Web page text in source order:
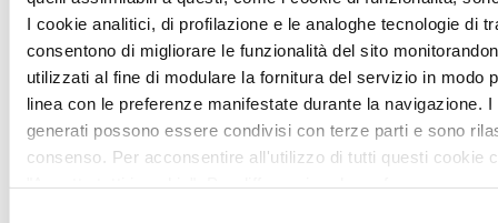
I cookie analitici, di profilazione e le analoghe tecnologie di
consentono di migliorare le funzionalità del sito
utilizzati al fine di modulare la fornitura del servizio in modo
linea con le preferenze manifestate durante la navigazione. I
generati possono essere condivisi con terze parti e sono
consenso. Per acconsentire all'utilizzo di tutti questi cookie
ELETTRICITA’ PIU’ CARA DEL 29% DELLA MEDIA
UE
News /Ambiente, sicurezza e qualità
martedì 22 ago 2017
L’energia elettrica continua a costare molto cara agli artigiani e
alle piccole imprese italiane che, in media, pagano l’elettricità il